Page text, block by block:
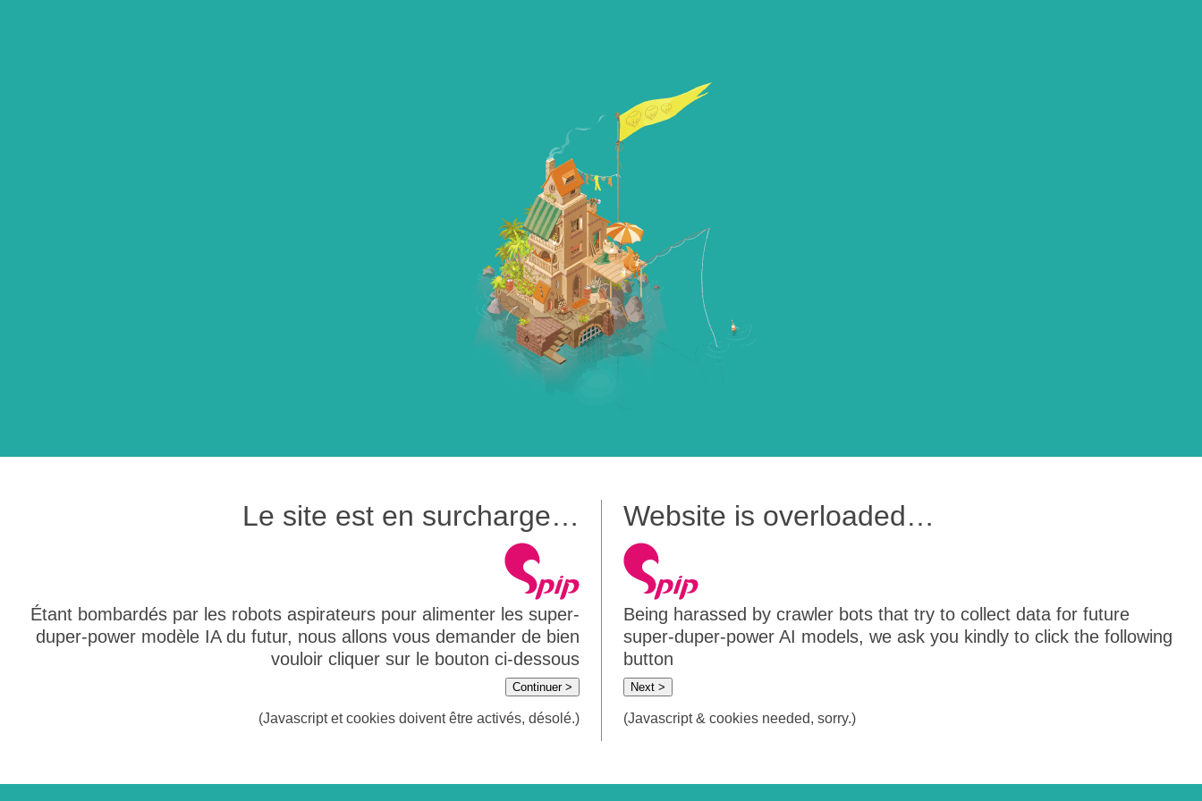
Le site est en surcharge…
Étant bombardés par les robots aspirateurs pour alimenter les super-
duper-power modèle IA du futur, nous allons vous demander de bien
vouloir cliquer sur le bouton ci-dessous
Continuer >
(Javascript et cookies doivent être activés, désolé.)
Website is overloaded…
Being harassed by crawler bots that try to collect data for future
super-duper-power AI models, we ask you kindly to click the following
button
Next >
(Javascript & cookies needed, sorry.)